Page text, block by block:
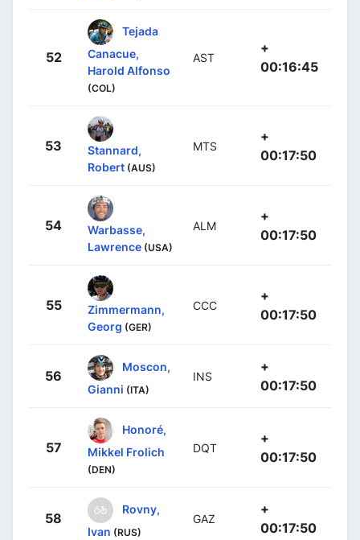
52
Tejada
Canacue,
Harold Alfonso
(COL)
AST
+
00:16:45
53
Stannard,
Robert (AUS)
MTS
+
00:17:50
54
Warbasse,
Lawrence (USA)
ALM
+
00:17:50
55
Zimmermann,
Georg (GER)
CCC
+
00:17:50
56
Moscon,
Gianni (ITA)
INS
+
00:17:50
57
Honoré,
Mikkel Frolich
(DEN)
DQT
+
00:17:50
58
Rovny,
Ivan (RUS)
GAZ
+
00:17:50